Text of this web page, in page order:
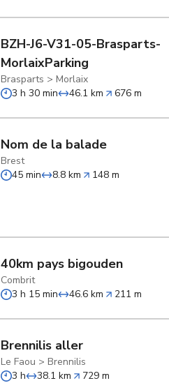
BZH-J6-V31-05-Brasparts-
MorlaixParking
Brasparts >Morlaix
3 h 30 min
46.1 km 676 m
Nom de la balade
Brest
45 min
8.8 km 148 m
40km pays bigouden
Combrit
3 h 15 min
46.6 km 211 m
Brennilis aller
Le Faou >Brennilis
3 h
38.1 km 729 m